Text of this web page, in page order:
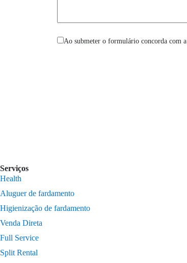
Ao submeter o formulário concorda com a
Serviços
Health
Aluguer de fardamento
Higienização de fardamento
Venda Direta
Full Service
Split Rental